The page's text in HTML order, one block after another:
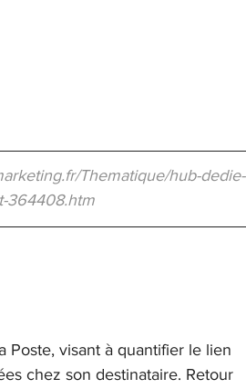
Thematique/hub-dedie-
364408.htm
Poste, visant à quantifier le lien
chez son destinataire. Retour